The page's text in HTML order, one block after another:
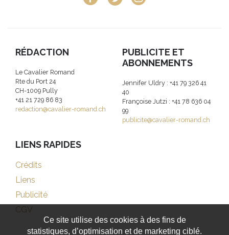
RÉDACTION
Le Cavalier Romand
Rte du Port 24
CH-1009 Pully
+41 21 729 86 83
redaction@cavalier-romand.ch
PUBLICITE ET
ABONNEMENTS
Jennifer Uldry : +41 79 326 41
40
Françoise Jutzi : +41 78 636 04
99
publicite@cavalier-romand.ch
LIENS RAPIDES
Crédits
Liens
Publicité
CGV
Ce site utilise des cookies à des fins de
statistiques, d’optimisation et de marketing ciblé.